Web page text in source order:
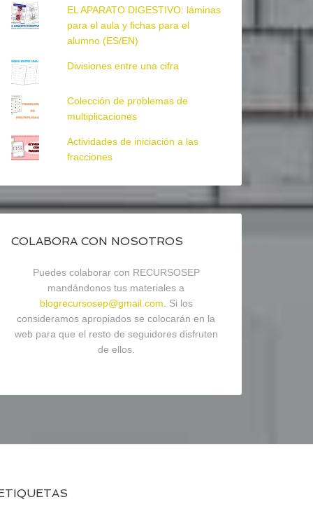
EL APARATO DIGESTIVO: láminas
para el aula y fichas para el
alumno (ES/EN)
Divisiones entre una cifra
Colección de problemas de
multiplicaciones
Actividades de iniciación a las
fracciones
COLABORA CON NOSOTROS
Puedes colaborar con RECURSOSEP
mandándonos tus materiales a
blogrecursosep@gmail.com . Si los
consideramos apropiados se colocarán en la
web para que el resto de seguidores disfruten
de ellos.